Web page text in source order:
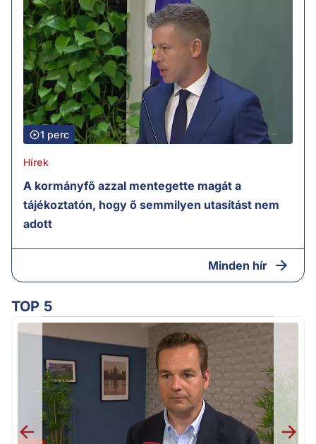
1 perc
Hírek
A kormányfő azzal mentegette magát a
tájékoztatón, hogy ő semmilyen utasítást nem
adott
Minden hír
TOP 5